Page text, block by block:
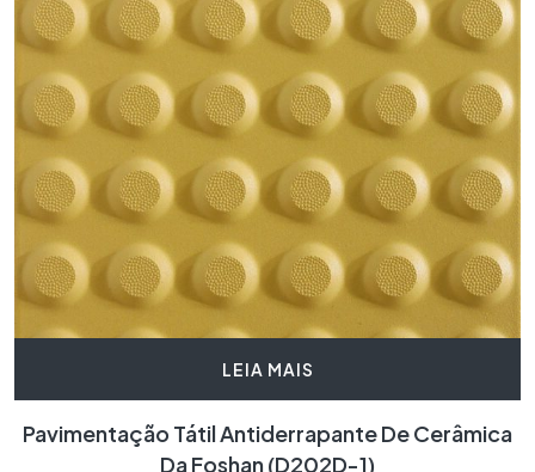
LEIA MAIS
Pavimentação Tátil Antiderrapante De Cerâmica
Da Foshan (D202D-1)